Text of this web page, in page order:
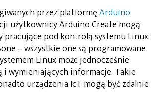
przez platformęArduino
użytkownicy Arduino Create mogą
pod kontrolą systemu Linux.
– wszystkie one są programowane
Linux może jednocześnie
i wymieniających informacje. Takie
urządzenia IoT mogą być zdalnie